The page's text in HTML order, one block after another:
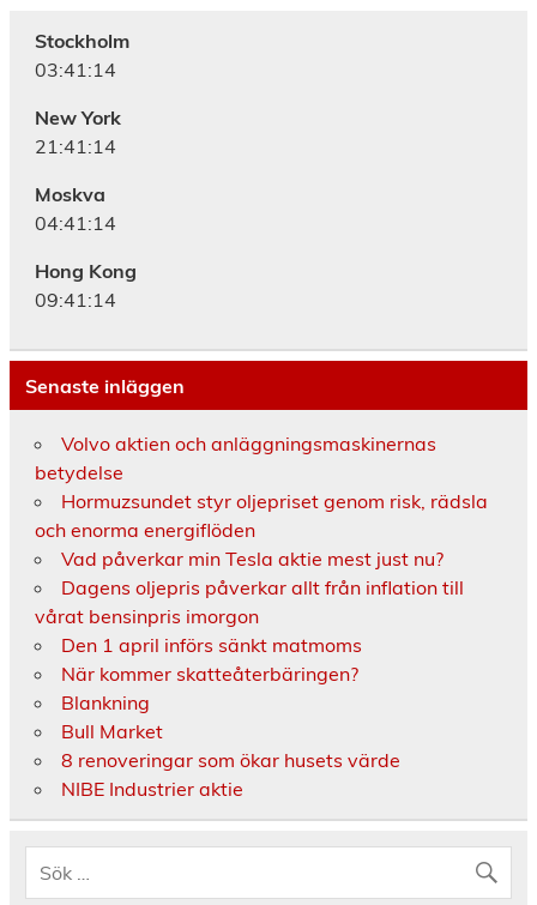
Stockholm
03:41:15
New York
21:41:15
Moskva
04:41:15
Hong Kong
09:41:15
Senaste inläggen
Volvo aktien och anläggningsmaskinernas
betydelse
Hormuzsundet styr oljepriset genom risk, rädsla
och enorma energiflöden
Vad påverkar min Tesla aktie mest just nu?
Dagens oljepris påverkar allt från inflation till
vårat bensinpris imorgon
Den 1 april införs sänkt matmoms
När kommer skatteåterbäringen?
Blankning
Bull Market
8 renoveringar som ökar husets värde
NIBE Industrier aktie